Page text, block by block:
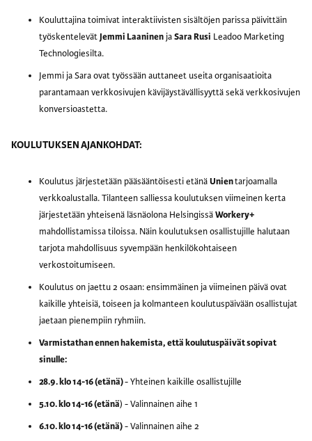
Kouluttajina toimivat interaktiivisten sisältöjen parissa päivittäin
työskentelevätJemmi Laaninen jaSara Rusi Leadoo Marketing
Technologiesilta.
Jemmi ja Sara ovat työssään auttaneet useita organisaatioita
parantamaan verkkosivujen kävijäystävällisyyttä sekä verkkosivujen
konversioastetta.
KOULUTUKSEN AJANKOHDAT:
Koulutus järjestetään pääsääntöisesti etänäUnientarjoamalla
verkkoalustalla. Tilanteen salliessa koulutuksen viimeinen kerta
järjestetään yhteisenä läsnäolona HelsingissäWorkery+
mahdollistamissa tiloissa. Näin koulutuksen osallistujille halutaan
tarjota mahdollisuus syvempään henkilökohtaiseen
verkostoitumiseen.
Koulutus on jaettu 2 osaan: ensimmäinen ja viimeinen päivä ovat
kaikille yhteisiä, toiseen ja kolmanteen koulutuspäivään osallistujat
jaetaan pienempiin ryhmiin.
Varmistathan ennen hakemista, että koulutuspäivät sopivat
sinulle:
28.9. klo 14-16 (etänä)- Yhteinen kaikille osallistujille
5.10. klo 14-16 (etänä) - Valinnainen aihe 1
6.10. klo 14-16 (etänä)- Valinnainen aihe 2